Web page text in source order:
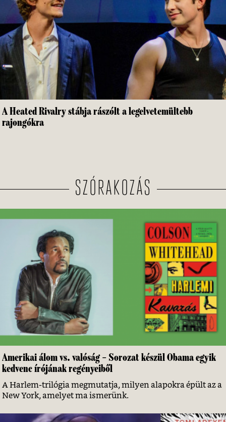
A Heated Rivalry stábja rászólt a legelvetemültebb
rajongókra
SZÓRAKOZÁS
Amerikai álom vs. valóság – Sorozat készül Obama egyik
kedvenc írójának regényeiből
A Harlem-trilógia megmutatja, milyen alapokra épült az a
New York, amelyet ma ismerünk.